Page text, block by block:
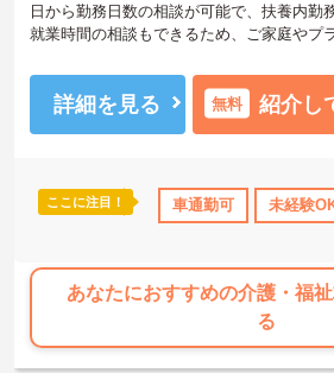
産休･育休･介護休暇取得実績あり
日から勤務日数の相談が可能で、扶養内勤
就業時間の相談もできるため、ご家庭やプ
として制服貸与やリフレッシュルームも整
る方には、面接対策ポイントなどさらに詳
で、お気軽にご相談ください。
■ 家庭と両立しやすい勤務体制
―――――――――――――――
・扶養内勤務に対応できます
・就業時間を相談できます
→ 家庭やプライベートとの両立を目指しや
詳細を見る 無料 紹介し
ここに注目！ 車通勤可 未経験
あなたにおすすめの介護・福
る